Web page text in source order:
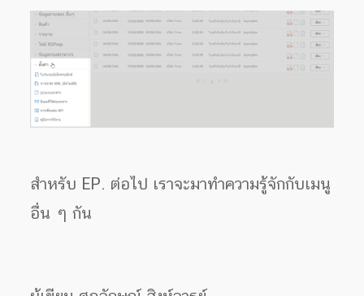
สำหรับ EP. ต่อไป เราจะมาทำความรู้จักกับเมนู
อื่น ๆ กัน